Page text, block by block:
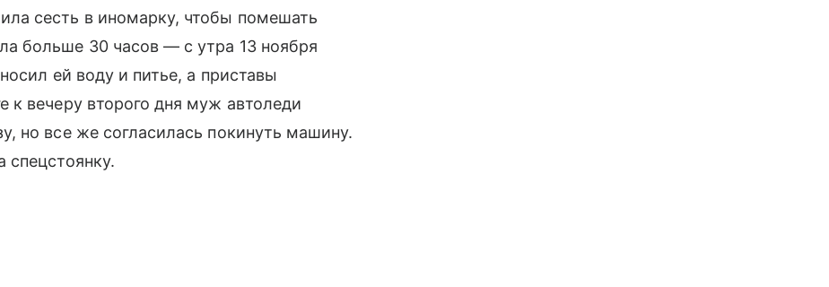
сесть в иномарку, чтобы помешать
больше 30 часов — с утра 13 ноября
ей воду и питье, а приставы
к вечеру второго дня муж автоледи
но все же согласилась покинуть машину.
спецстоянку.